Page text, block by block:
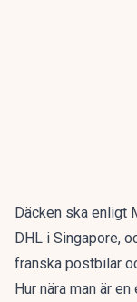
Däcken ska enligt
DHL i Singapore,
franska postbilar
Hur nära man är